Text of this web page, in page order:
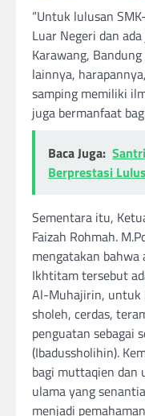
“Untuk lulusan
Luar Negeri dan
Karawang,
lainnya,
samping memiliki
juga bermanfaat
Baca Juga:
Berprestasi
Sementara itu,
Faizah Rohmah.
mengatakan
Ikhtitam tersebut
Al-Muhajirin, untuk
sholeh, cerdas,
penguatan sebagai
(Ibadussholihin).
bagi muttaqien dan
ulama yang
menjadi